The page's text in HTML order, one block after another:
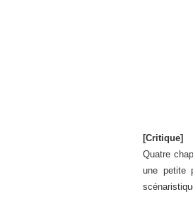
[Critique]
Quatre
une petite